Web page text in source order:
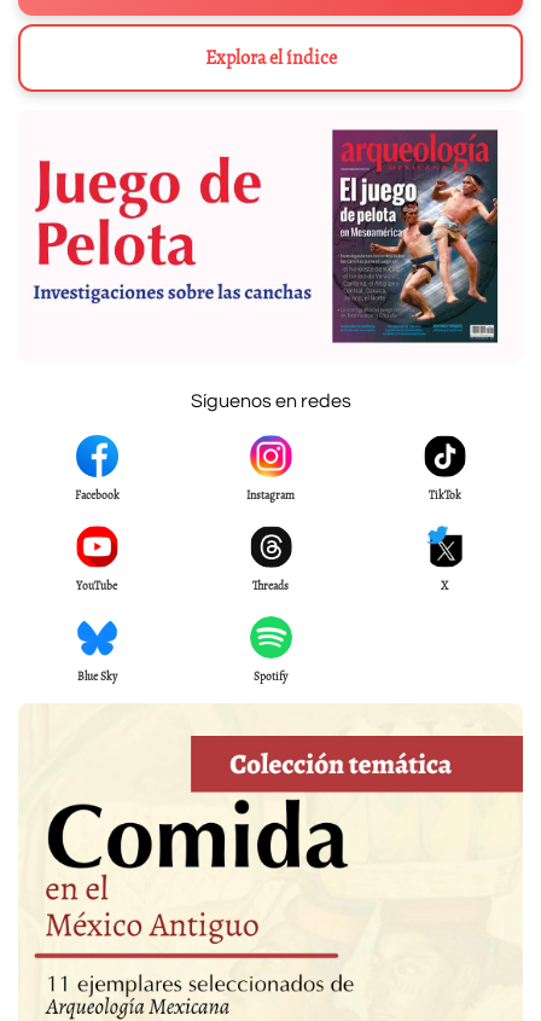
Explora el índice
Síguenos en redes
Facebook Instagram TikTok
YouTube Threads X
Blue Sky Spotify